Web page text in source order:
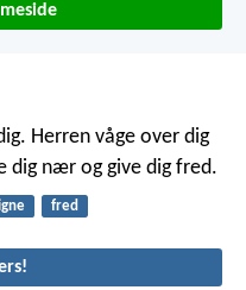
Herren våge over dig
dig nær og give dig fred.
fred